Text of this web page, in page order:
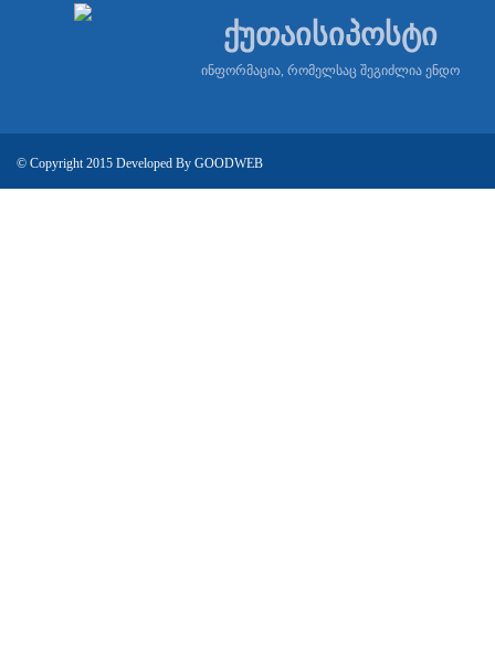
ქუთაისიპოსტი
ინფორმაცია, რომელსაც შეგიძლია ენდო
© Copyright 2015 Developed By GOODWEB